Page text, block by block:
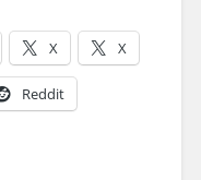
X X
Reddit